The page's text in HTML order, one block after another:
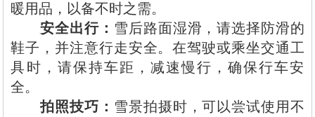
暖用品，以备不时之需。
安全出行‌： 雪后路面湿滑，请选择防滑的
鞋子，并注意行走安全。在驾驶或乘坐交通工
具时，请保持车距，减速慢行，确保行车安
全。
拍照技巧‌： 雪景拍摄时，可以尝试使用不